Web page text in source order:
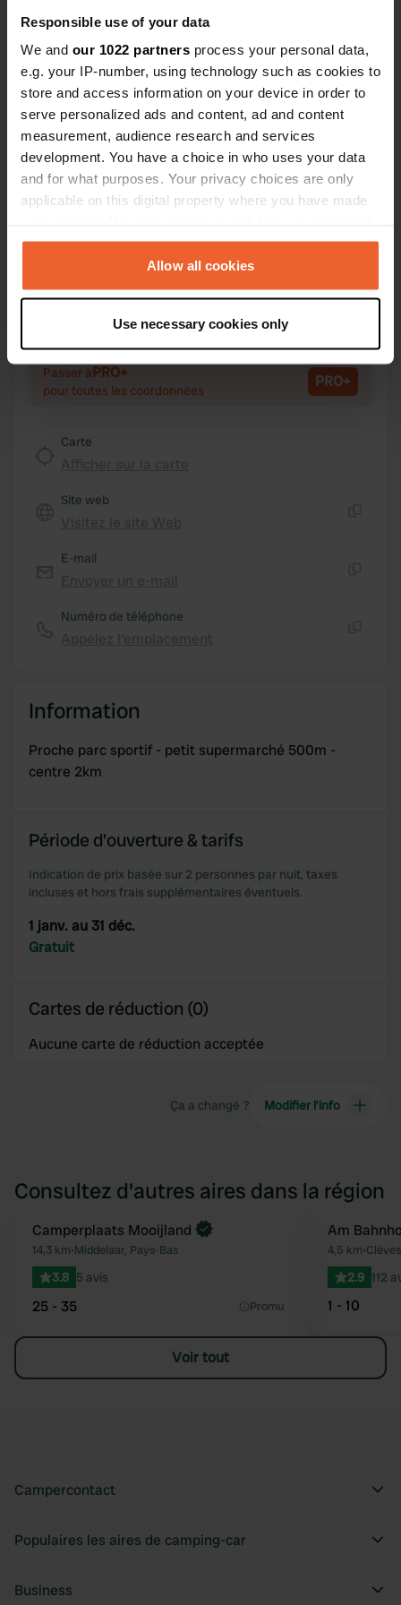
Responsible use of your data
We and our 1022 partners process your personal data,
e.g. your IP-number, using technology such as cookies to
store and access information on your device in order to
serve personalized ads and content, ad and content
measurement, audience research and services
development. You have a choice in who uses your data
and for what purposes. Your privacy choices are only
applicable on this digital property where you have made
any time from the Cookie Declaration or by clicking on
the Privacy trigger icon.
Collect information about your geographical location
which can be accurate to within several meters
Identify your device by actively scanning it for
specific characteristics (fingerprinting)
and set your preferences in the
provide social media features and to analyse our traffic.
our social media, advertising and analytics partners who
of their services.
Allow all cookies
Use necessary cookies only
Contact
Emplacement
Dorfanger 30
47533, Clèves, Allemagne
Copie
51° 45' 36" N 6° 6' 9" E
51.76009 6.10262
Copie
Code du site
Copie
Passer àPRO+
pour toutes les coordonnées PRO+
Carte
Site web
E-mail
Numéro de téléphone
Information
Proche parc sportif - petit supermarché 500m -
centre 2km
Période d'ouverture & tarifs
Indication de prix basée sur 2 personnes par nuit, taxes
incluses et hors frais supplémentaires éventuels.
1 janv. au 31 déc.
Gratuit
Cartes de réduction (0)
Aucune carte de réduction acceptée
Ça a changé ? Modifier l’info
Consultez d'autres aires dans la région
Préféré
Reserve maintenant
Camperplaats Mooijland
14,3 km•Middelaar, Pays-Bas
3.8 5 avis
25 - 35 Promu
Am
4,5 km•
2.9 112
1 - 10
Voir tout
Campercontact
Populaires les aires de camping-car
Business